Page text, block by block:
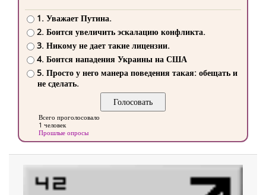
1. Уважает Путина.
2. Боится увеличить эскалацию конфликта.
3. Никому не дает такие лицензии.
4. Боится нападения Украины на США
5. Просто у него манера поведения такая: обещать и
не сделать.
Всего проголосовало
1 человек
Прошлые опросы